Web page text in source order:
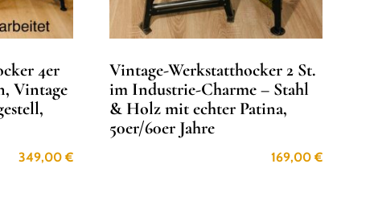
4er
Vintage
349,00€
Vintage-Werkstatthocker 2 St.
im Industrie-Charme – Stahl
& Holz mit echter Patina,
50er/60er Jahre
169,00€